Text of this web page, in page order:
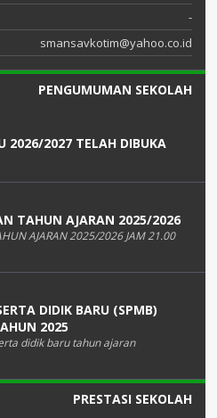
-
smansavkotim@yahoo.co.id
PENGUMUMAN SEKOLAH
2026/2027 TELAH DIBUKA
TAHUN AJARAN 2025/2026
AJARAN 2025/2026 JAM 21.00
DIDIK BARU (SPMB)
2025
didik baru tahun ajaran
PRESTASI SEKOLAH